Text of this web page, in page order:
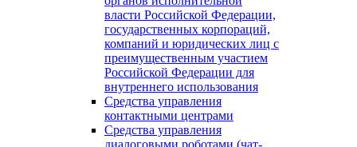
власти Российской Федерации,
государственных корпораций,
компаний и юридических лиц с
преимущественным участием
Российской Федерации для
внутреннего использования
Средства управления
контактными центрами
Средства управления
диалоговыми роботами (чат-